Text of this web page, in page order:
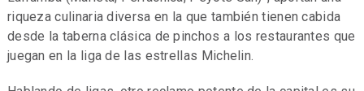
riqueza culinaria diversa en la que también tienen cabida
desde la taberna clásica de pinchos a los restaurantes que
juegan en la liga de las estrellas Michelin.